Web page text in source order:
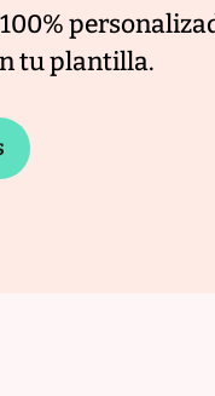
tu plantilla.